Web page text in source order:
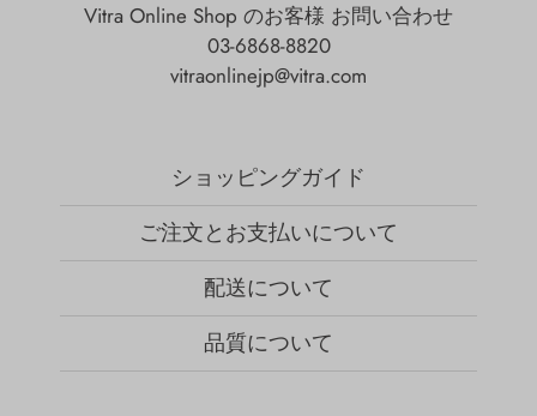
Vitra Online Shop のお客様 お問い合わせ
03-6868-8820
vitraonlinejp@vitra.com
ショッピングガイド
ご注文とお支払いについて
配送について
品質について